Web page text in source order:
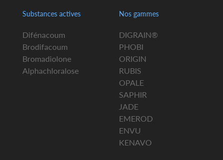
Substances actives
Difénacoum
Brodifacoum
Bromadiolone
Alphachloralose
Nos gammes
DIGRAIN®
PHOBI
ORIGIN
RUBIS
OPALE
SAPHIR
JADE
EMEROD
ENVU
KENAVO